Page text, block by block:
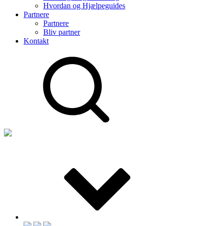
Hvordan og Hjælpeguides
Partnere
Partnere
Bliv partner
Kontakt